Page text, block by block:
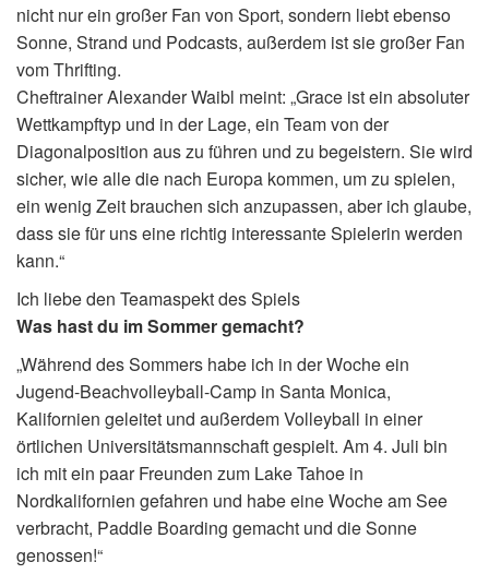
nicht nur ein großer Fan von Sport, sondern liebt ebenso
Sonne, Strand und Podcasts, außerdem ist sie großer Fan
vom Thrifting.
Cheftrainer Alexander Waibl meint: „Grace ist ein absoluter
Wettkampftyp und in der Lage, ein Team von der
Diagonalposition aus zu führen und zu begeistern. Sie wird
sicher, wie alle die nach Europa kommen, um zu spielen,
ein wenig Zeit brauchen sich anzupassen, aber ich glaube,
dass sie für uns eine richtig interessante Spielerin werden
kann.“
Ich liebe den Teamaspekt des Spiels
Was hast du im Sommer gemacht?
„Während des Sommers habe ich in der Woche ein
Jugend-Beachvolleyball-Camp in Santa Monica,
Kalifornien geleitet und außerdem Volleyball in einer
örtlichen Universitätsmannschaft gespielt. Am 4. Juli bin
ich mit ein paar Freunden zum Lake Tahoe in
Nordkalifornien gefahren und habe eine Woche am See
verbracht, Paddle Boarding gemacht und die Sonne
genossen!“